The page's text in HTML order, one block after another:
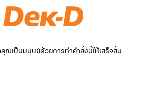
ณเป็นมนุษย์ด้วยการทำคำสั่งนี้ให้เสร็จสิ้น